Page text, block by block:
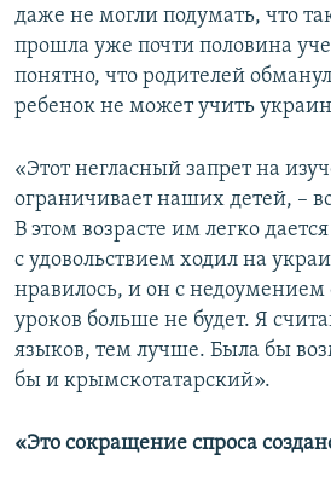
даже не могли подумать, что
прошла уже почти половина
понятно, что родителей
ребенок не может учить
«Этот негласный запрет на
ограничивает наших детей, –
В этом возрасте им легко
с удовольствием ходил на
нравилось, и он с недоумением
уроков больше не будет. Я
языков, тем лучше. Была бы
бы и крымскотатарский».
«Это сокращение спроса